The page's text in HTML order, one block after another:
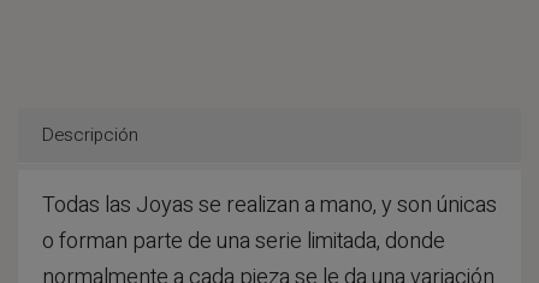
Descripción
Todas las Joyas se realizan a mano, y son únicas
o forman parte de una serie limitada, donde